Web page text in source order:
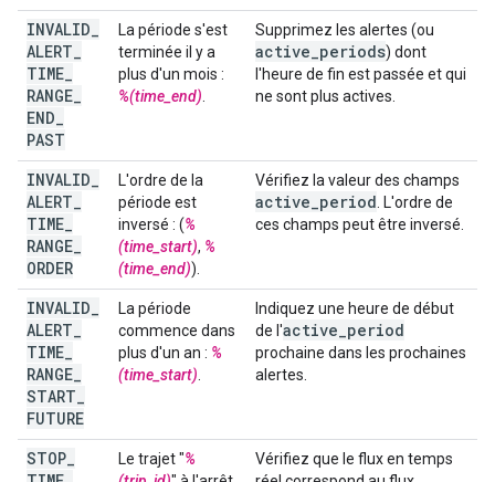
INVALID
ALERT
TIME
RANGE
END
PAST
La période s'est
terminée il y a
plus d'un mois :
%(time_end)
Supprimez les alertes (ou
active periods) dont
l'heure de fin est passée et qui
ne sont plus actives.
INVALID
ALERT
TIME
RANGE
ORDER
L'ordre de la
période est
inversé : (%
(time_start), %
(time_end)).
Vérifiez la valeur des champs
active period . L'ordre de
ces champs peut être inversé.
INVALID
ALERT
TIME
RANGE
START
FUTURE
La période
commence dans
plus d'un an : %
(time_start)
Indiquez une heure de début
de l'active period
prochaine dans les prochaines
alertes.
STOP Le trajet "%
Vérifiez que le flux en temps